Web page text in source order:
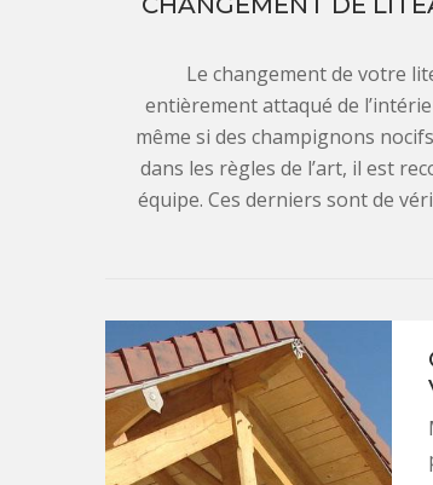
Le changement de votre
entièrement attaqué de
même si des champignons
dans les règles de l’art, il est
équipe. Ces derniers sont de